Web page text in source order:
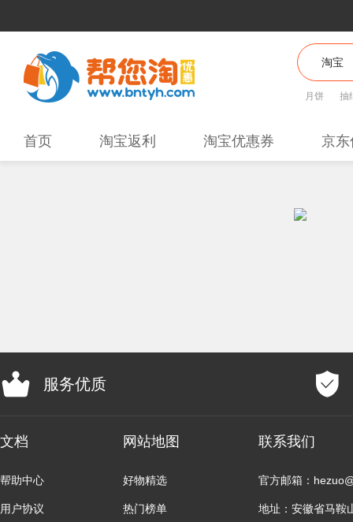
月饼 抽
首页 淘宝返利 淘宝优惠券 京东
服务优质
文档
帮助中心
用户协议
网站地图
好物精选
热门榜单
联系我们
官方邮箱：
地址：安徽省马鞍